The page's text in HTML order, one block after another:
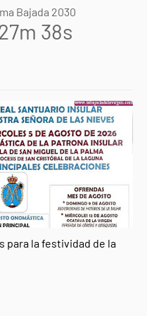
Bajada 2030
37s
para la festividad de la